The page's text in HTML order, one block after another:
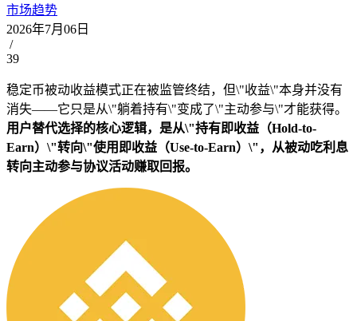
市场趋势
2026年7月06日
/
39
稳定币被动收益模式正在被监管终结，但\"收益\"本身并没有
消失——它只是从\"躺着持有\"变成了\"主动参与\"才能获得。
用户替代选择的核心逻辑，是从\"持有即收益（Hold-to-
Earn）\"转向\"使用即收益（Use-to-Earn）\"，从被动吃利息
转向主动参与协议活动赚取回报。